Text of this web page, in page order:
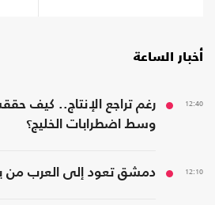
أخبار الساعة
12:40
رغم تراجع الإنتاج.. كيف
وسط اضطرابات الخليج؟
12:10 دمشق تعود إلى العرب من